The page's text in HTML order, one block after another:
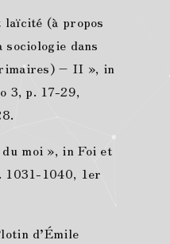
laïcité (à propos
dans
– II », in
3, p. 17-29,
moi », in Foi et
1031-1040, 1er
d’Émile